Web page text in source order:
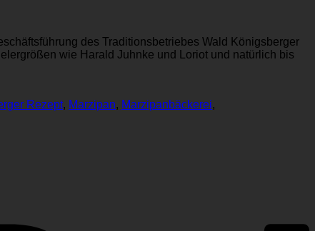
des Traditionsbetriebes Wald Königsberger
wie Harald Juhnke und Loriot und natürlich bis
Rezept, Marzipan, Marzipanbäckerei,